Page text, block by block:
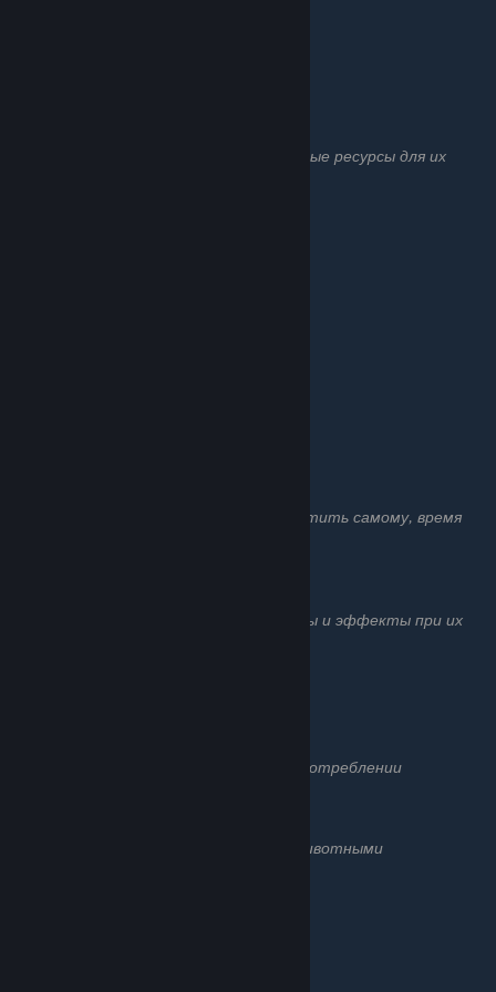
Список полезной фурнитуры, необходимые ресурсы для их
Список растений которые можно вырастить самому, время
Список всей сырой и приготовленной еды и эффекты при их
Все рецепты блюд и эффекты при их употреблении
Как найти, приручить и ухаживать за животными